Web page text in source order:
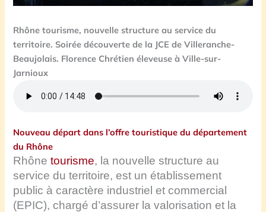
Rhône tourisme, nouvelle structure au service du
territoire. Soirée découverte de la JCE de Villeranche-
Beaujolais. Florence Chrétien éleveuse à Ville-sur-
Jarnioux
Nouveau départ dans l’offre touristique du département
du Rhône
Rhônetourisme, la nouvelle structure au
service du territoire, est un établissement
public à caractère industriel et commercial
(EPIC), chargé d’assurer la valorisation et la